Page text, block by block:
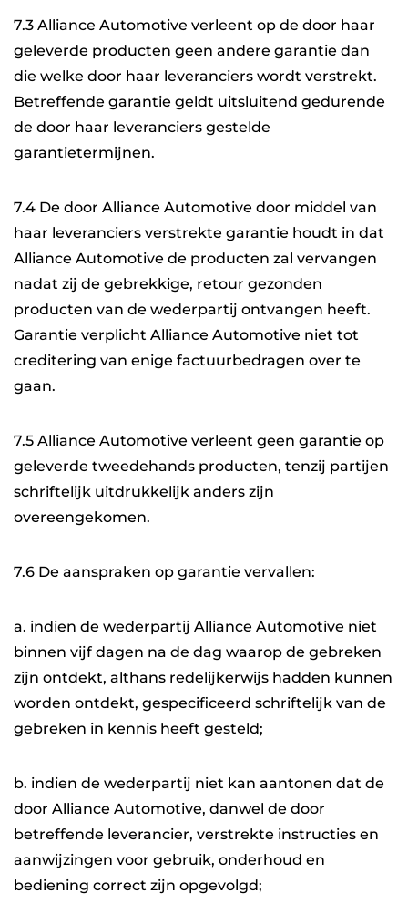
7.3 Alliance Automotive verleent op de door haar
geleverde producten geen andere garantie dan
die welke door haar leveranciers wordt verstrekt.
Betreffende garantie geldt uitsluitend gedurende
de door haar leveranciers gestelde
garantietermijnen.
7.4 De door Alliance Automotive door middel van
haar leveranciers verstrekte garantie houdt in dat
Alliance Automotive de producten zal vervangen
nadat zij de gebrekkige, retour gezonden
producten van de wederpartij ontvangen heeft.
Garantie verplicht Alliance Automotive niet tot
creditering van enige factuurbedragen over te
gaan.
7.5 Alliance Automotive verleent geen garantie op
geleverde tweedehands producten, tenzij partijen
schriftelijk uitdrukkelijk anders zijn
overeengekomen.
7.6 De aanspraken op garantie vervallen:
a. indien de wederpartij Alliance Automotive niet
binnen vijf dagen na de dag waarop de gebreken
zijn ontdekt, althans redelijkerwijs hadden kunnen
worden ontdekt, gespecificeerd schriftelijk van de
gebreken in kennis heeft gesteld;
b. indien de wederpartij niet kan aantonen dat de
door Alliance Automotive, danwel de door
betreffende leverancier, verstrekte instructies en
aanwijzingen voor gebruik, onderhoud en
bediening correct zijn opgevolgd;